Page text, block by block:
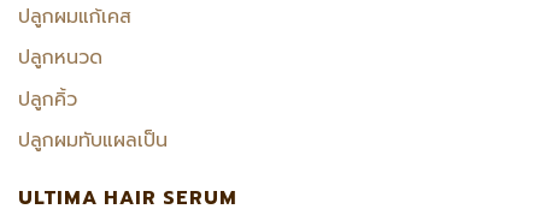
ปลูกผมแก้เคส
ปลูกหนวด
ปลูกคิ้ว
ปลูกผมทับแผลเป็น
ULTIMA HAIR SERUM